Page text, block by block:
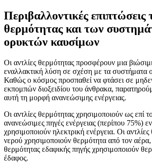
Περιβαλλοντικές
θερμότητας και των
ορυκτών καυσίμων
Οι αντλίες θερμότητας προσφέρουν μια
εναλλακτική λύση σε σχέση με τα συστήματα
Καθώς ο κόσμος προσπαθεί να φτάσει σε
εκπομπών διοξειδίου του άνθρακα,
αυτή τη μορφή ανανεώσιμης ενέργειας.
Οι αντλίες θερμότητας χρησιμοποιούν ως επί
ανανεώσιμες πηγές ενέργειας (περίπου 75%)
χρησιμοποιούν ηλεκτρική ενέργεια. Οι
νερού χρησιμοποιούν θερμότητα από τον αέρα,
θερμότητας εδαφικής πηγής χρησιμοποιούν
έδαφος.